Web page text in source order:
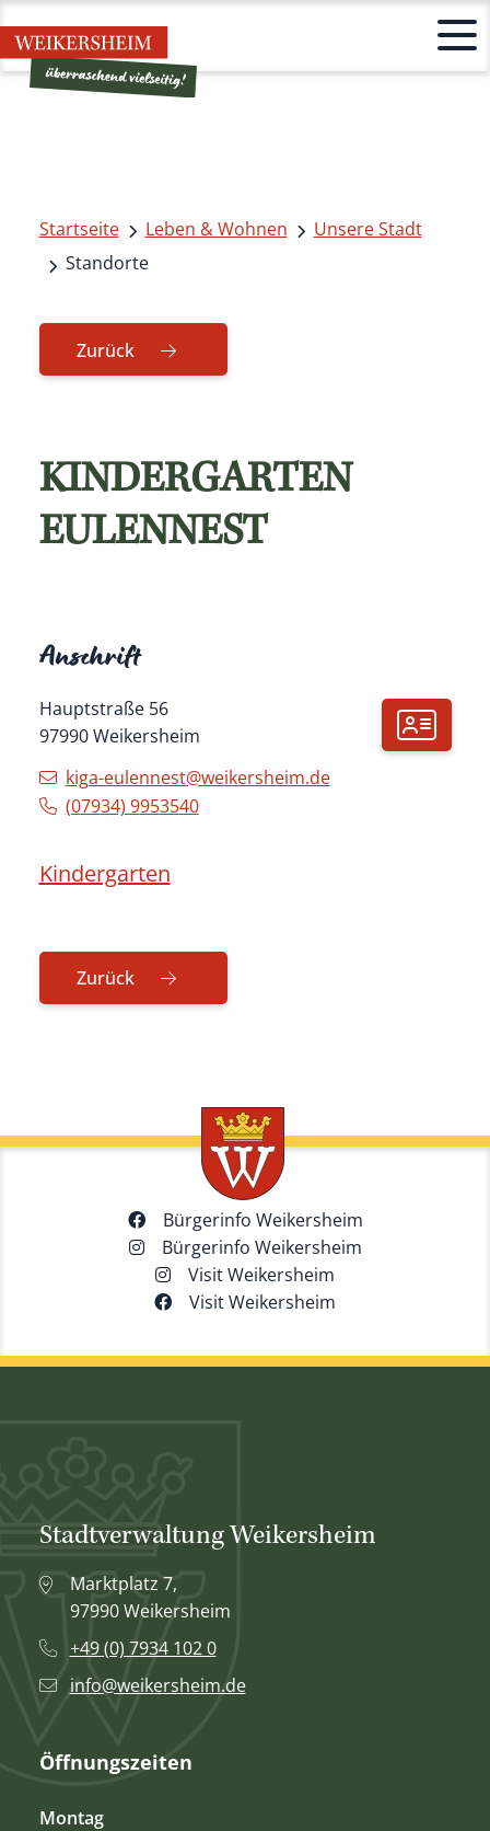
Startseite Leben & Wohnen
Unsere Stadt
Standorte
Zurück
KINDERGARTEN
EULENNEST
Anschrift
Hauptstraße 56
97990 Weikersheim
kiga-eulennest@weikersheim.de
(07934) 9953540
Kindergarten
Zurück
Bürgerinfo Weikersheim
Bürgerinfo Weikersheim
Visit Weikersheim
Visit Weikersheim
Stadtverwaltung Weikersheim
Marktplatz 7,
97990 Weikersheim
+49 (0) 7934 102 0
info@weikersheim.de
Öffnungszeiten
Montag